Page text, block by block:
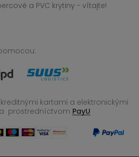
a PVC krytiny - vítajte!
kartami a elektronickými
prostredníctvom PayU